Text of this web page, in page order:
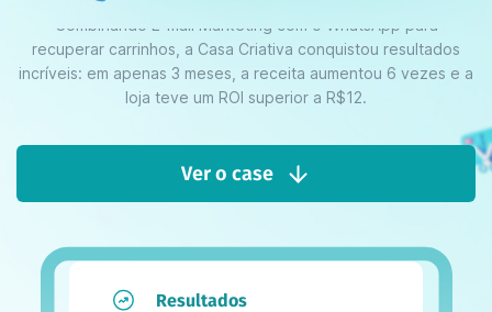
Combinando E-mail Marketing com o WhatsApp para
recuperar carrinhos, a Casa Criativa conquistou resultados
incríveis: em apenas 3 meses, a receita aumentou 6 vezes e a
loja teve um ROI superior a R$12.
Ver o case
Resultados